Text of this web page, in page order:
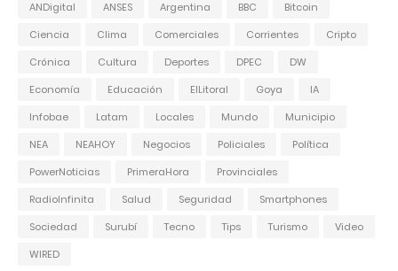
ANDigital ANSES Argentina BBC
Bitcoin
Ciencia
Clima Comerciales Corrientes
Cripto
Crónica
Cultura Deportes DPEC
DW
Economía
Educación ElLitoral Goya
IA
Infobae
Latam Locales Mundo
Municipio
NEA
NEAHOY Negocios Policiales
Política
PowerNoticias
PrimeraHora
Provinciales
RadioInfinita
Salud Seguridad
Smartphones
Sociedad
Surubí Tecno Tips Turismo
Video
WIRED